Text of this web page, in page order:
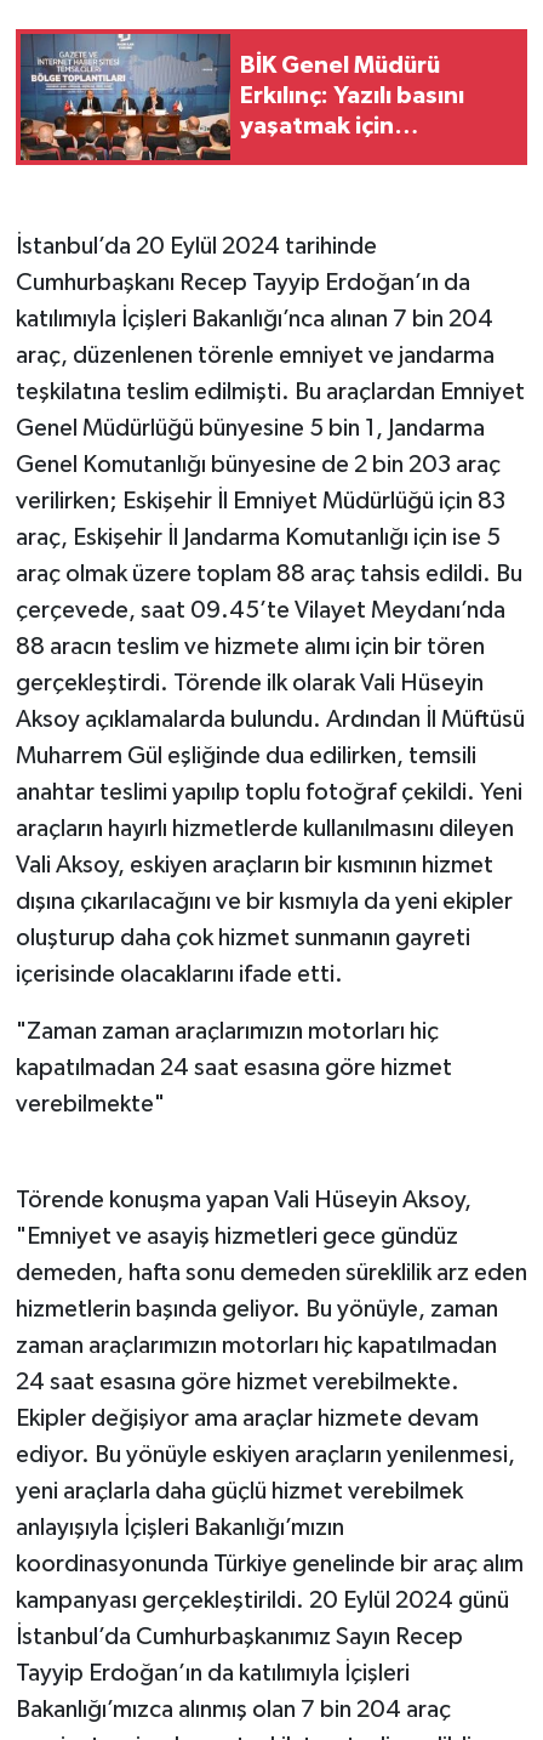
BİK Genel Müdürü
Erkılınç: Yazılı basını
yaşatmak için
İstanbul’da 20 Eylül 2024 tarihinde
Cumhurbaşkanı Recep Tayyip Erdoğan’ın da
katılımıyla İçişleri Bakanlığı’nca alınan 7 bin 204
araç, düzenlenen törenle emniyet ve jandarma
teşkilatına teslim edilmişti. Bu araçlardan Emniyet
Genel Müdürlüğü bünyesine 5 bin 1, Jandarma
Genel Komutanlığı bünyesine de 2 bin 203 araç
verilirken; Eskişehir İl Emniyet Müdürlüğü için 83
araç, Eskişehir İl Jandarma Komutanlığı için ise 5
araç olmak üzere toplam 88 araç tahsis edildi. Bu
çerçevede, saat 09.45’te Vilayet Meydanı’nda
88 aracın teslim ve hizmete alımı için bir tören
gerçekleştirdi. Törende ilk olarak Vali Hüseyin
Aksoy açıklamalarda bulundu. Ardından İl Müftüsü
Muharrem Gül eşliğinde dua edilirken, temsili
anahtar teslimi yapılıp toplu fotoğraf çekildi. Yeni
araçların hayırlı hizmetlerde kullanılmasını dileyen
Vali Aksoy, eskiyen araçların bir kısmının hizmet
dışına çıkarılacağını ve bir kısmıyla da yeni ekipler
oluşturup daha çok hizmet sunmanın gayreti
içerisinde olacaklarını ifade etti.
"Zaman zaman araçlarımızın motorları hiç
kapatılmadan 24 saat esasına göre hizmet
verebilmekte"
Törende konuşma yapan Vali Hüseyin Aksoy,
"Emniyet ve asayiş hizmetleri gece gündüz
demeden, hafta sonu demeden süreklilik arz eden
hizmetlerin başında geliyor. Bu yönüyle, zaman
zaman araçlarımızın motorları hiç kapatılmadan
24 saat esasına göre hizmet verebilmekte.
Ekipler değişiyor ama araçlar hizmete devam
ediyor. Bu yönüyle eskiyen araçların yenilenmesi,
yeni araçlarla daha güçlü hizmet verebilmek
anlayışıyla İçişleri Bakanlığı’mızın
koordinasyonunda Türkiye genelinde bir araç alım
kampanyası gerçekleştirildi. 20 Eylül 2024 günü
İstanbul’da Cumhurbaşkanımız Sayın Recep
Tayyip Erdoğan’ın da katılımıyla İçişleri
Bakanlığı’mızca alınmış olan 7 bin 204 araç